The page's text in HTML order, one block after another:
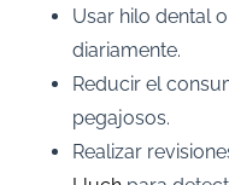
Usar hilo dental
diariamente.
Reducir el
pegajosos.
Realizar